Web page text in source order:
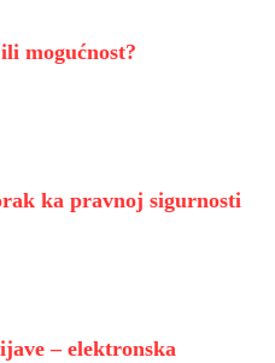
mogućnost?
ka pravnoj sigurnosti
– elektronska